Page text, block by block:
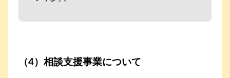
（4）相談支援事業について